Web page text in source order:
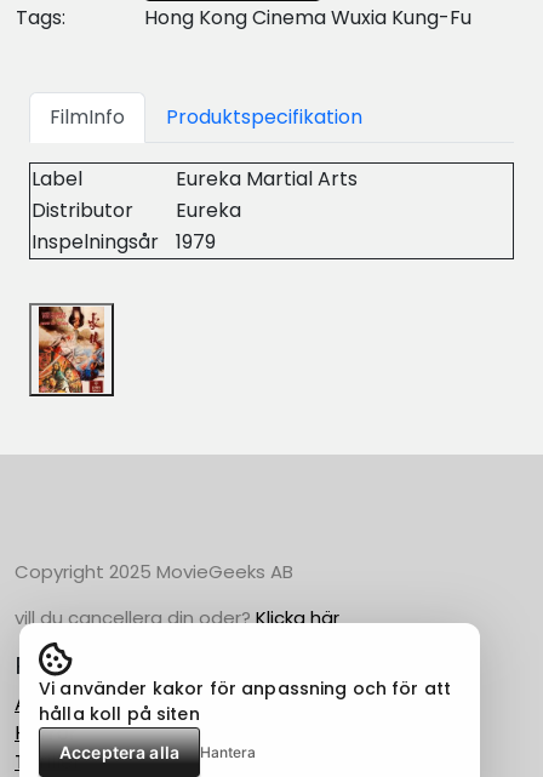
Tags: Hong Kong Cinema Wuxia Kung-Fu
FilmInfo Produktspecifikation
Label
Eureka Martial Arts
Distributor
Eureka
Inspelningsår
1979
Copyright 2025 MovieGeeks AB
vill du cancellera din oder?Klicka här
Populära Kategorier
Action
Horror
Thriller
Vi använder kakor för anpassning och för att
hålla koll på siten
Acceptera alla Hantera